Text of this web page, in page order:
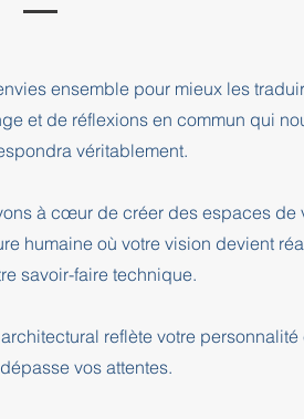
ensemble pour mieux les
et de réflexions en commun qui
véritablement.
à cœur de créer des espaces de
humaine où votre vision devient
savoir-faire technique.
reflète votre personnalité
vos attentes.